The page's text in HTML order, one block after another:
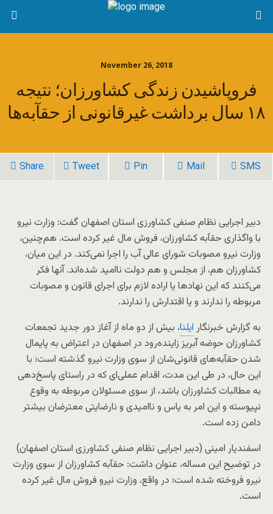
November 26, 2018
فروپاشیدن زندگی کشاورزان؛ نتیجه
۱۸ سال برداشت غیرقانونی از حقآبه‌ها
Share Tweet Pin Mail SMS
دبیر اجرایی نظام صنفی کشاورزی استان اصفهان گفت: وزارت نیرو
با واگذاری حقآبه کشاورزان، فروش مال غیر کرده است. هم‌چنین،
وزارت نیرو مصوبات شورای عالی آب را اجرا نمی‌کند. در این میان،
کشاورزان هم، از مجلس و هم دولت ناامید شده‌اند. آنها فکر
می‌کنند که این نهادها یا اراده لازم برای اجرای قانون و مصوبات
مربوطه را ندارند و یا اقتدارش را ندارند.
به گزارش خبرنگار ایلنا، بیش از دو ماه از آغاز دور جدید تجمعات
کشاورزان حوضه آبریز زاینده‌رود در اصفهان در اعتراض به پایمال
شدن حقآبه‌های قانونی‌شان از سوی وزارت نیرو گذشته است؛ با
این حال، در طی این مدت، اقدام عملی‌ای که در راستای پاسخ‌دهی
به مطالبات کشاورزان باشد، از سوی مسئولان مربوطه به وقوع
نپیوسته و این امر به یاس و ناامیدی و نارضایتی معترضان بیشتر
دامن زده است.
اسفندیار امینی (دبیر اجرایی نظام صنفی کشاورزی استان اصفهان)
در توضیح این مساله، عنوان داشت: حقآبه‌ کشاورزان از سوی وزارت
نیرو فروخته شده است؛ در واقع، وزارت نیرو فروش مال غیر کرده
است.